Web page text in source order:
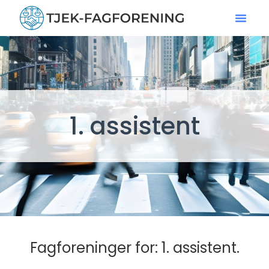
1. assistent
Fagforeninger for: 1. assistent.